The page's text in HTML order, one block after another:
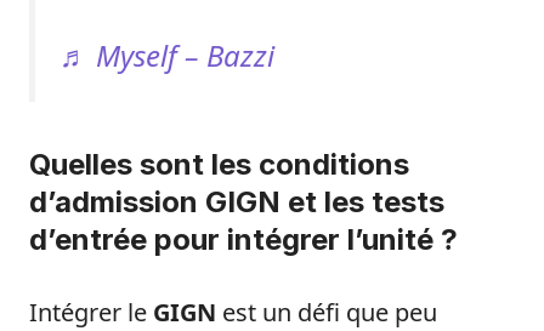
♬ Myself – Bazzi
Quelles sont les conditions
d’admission GIGN et les tests
d’entrée pour intégrer l’unité ?
Intégrer le GIGN est un défi que peu